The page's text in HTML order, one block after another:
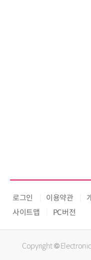
로그인 이용약관
사이트맵
PC버전
Copyright ©